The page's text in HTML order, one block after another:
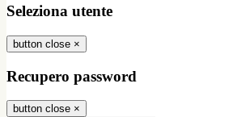
Seleziona utente
button close ×
Recupero password
button close ×